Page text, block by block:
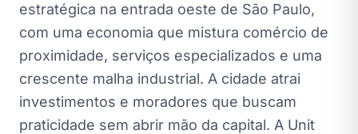
estratégica na entrada oeste de São Paulo,
com uma economia que mistura comércio de
proximidade, serviços especializados e uma
crescente malha industrial. A cidade atrai
investimentos e moradores que buscam
praticidade sem abrir mão da capital. A Unit